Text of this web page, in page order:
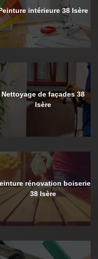
intérieure 38 Isère
Nettoyage de façades 38
Isère
rénovation boiserie
38 Isère